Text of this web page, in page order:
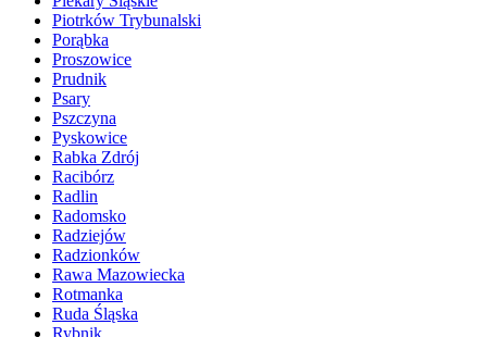
Piotrków Trybunalski
Porąbka
Proszowice
Prudnik
Psary
Pszczyna
Pyskowice
Rabka Zdrój
Racibórz
Radlin
Radomsko
Radziejów
Radzionków
Rawa Mazowiecka
Rotmanka
Ruda Śląska
Rybnik